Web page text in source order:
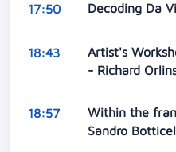
17:50 Decoding Da
18:43
Artist's
- Richard
18:57
Within the
Sandro